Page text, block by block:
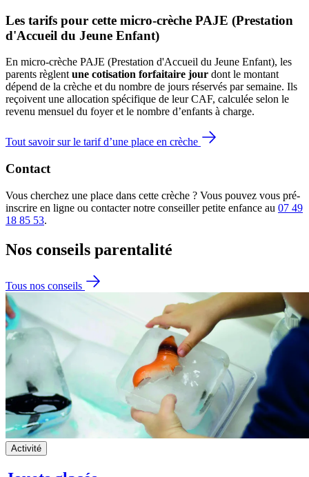
Les tarifs pour cette micro-crèche PAJE (Prestation
d'Accueil du Jeune Enfant)
En micro-crèche PAJE (Prestation d'Accueil du Jeune Enfant), les
parents règlent une cotisation forfaitaire jour dont le montant
dépend de la crèche et du nombre de jours réservés par semaine. Ils
reçoivent une allocation spécifique de leur CAF, calculée selon le
revenu mensuel du foyer et le nombre d’enfants à charge.
Tout savoir sur le tarif d’une place en crèche
Contact
Vous cherchez une place dans cette crèche ? Vous pouvez vous pré-
inscrire en ligne ou contacter notre conseiller petite enfance au 07 49
18 85 53.
Nos conseils parentalité
Tous nos conseils
Activité